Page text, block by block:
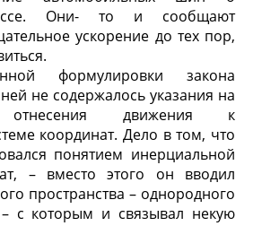
Они- то и сообщают
ускорение до тех пор,
формулировки закона
не содержалось указания на
отнесения движения к
координат. Дело в том, что
понятием инерциальной
– вместо этого он вводил
пространства – однородного
с которым и связывал некую